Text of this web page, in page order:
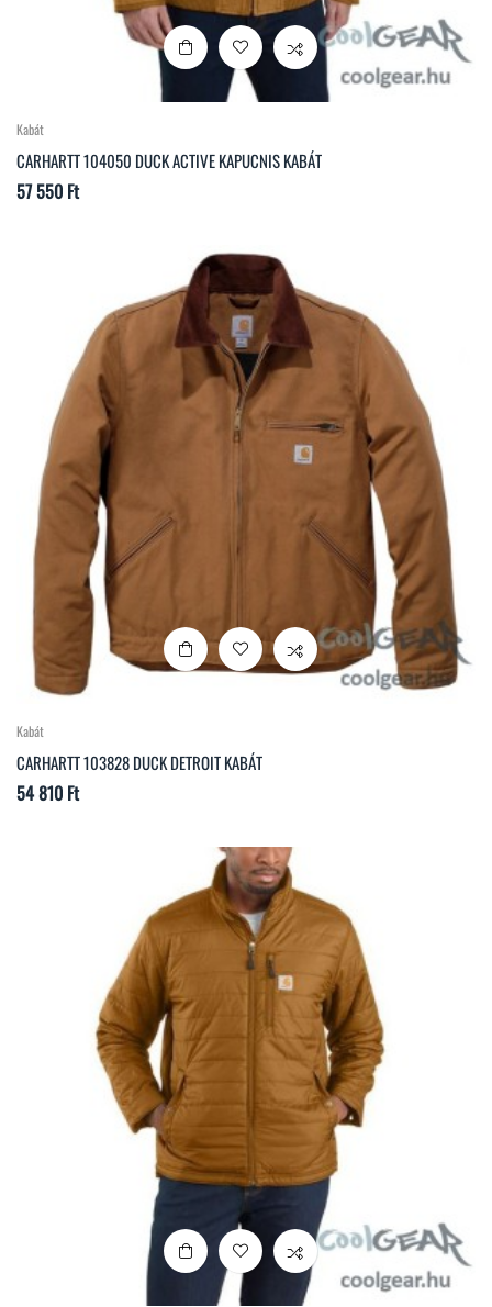
Kabát
CARHARTT 104050 DUCK ACTIVE KAPUCNIS KABÁT
Ár
57 550 Ft
Kabát
CARHARTT 103828 DUCK DETROIT KABÁT
Ár
54 810 Ft